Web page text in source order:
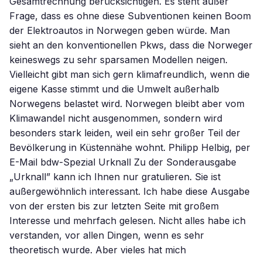
Frage, dass es ohne diese Subventionen keinen Boom
der Elektroautos in Norwegen geben würde. Man
sieht an den konventionellen Pkws, dass die Norweger
keineswegs zu sehr sparsamen Modellen neigen.
Vielleicht gibt man sich gern klimafreundlich, wenn die
eigene Kasse stimmt und die Umwelt außerhalb
Norwegens belastet wird. Norwegen bleibt aber vom
Klimawandel nicht ausgenommen, sondern wird
besonders stark leiden, weil ein sehr großer Teil der
Bevölkerung in Küstennähe wohnt. Philipp Helbig, per
E-Mail bdw-Spezial Urknall Zu der Sonderausgabe
„Urknall” kann ich Ihnen nur gratulieren. Sie ist
außergewöhnlich interessant. Ich habe diese Ausgabe
von der ersten bis zur letzten Seite mit großem
Interesse und mehrfach gelesen. Nicht alles habe ich
verstanden, vor allen Dingen, wenn es sehr
theoretisch wurde. Aber vieles hat mich